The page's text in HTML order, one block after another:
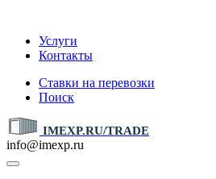
Услуги
Контакты
Ставки на перевозки
Поиск
IMEXP.RU/TRADE
info@imexp.ru